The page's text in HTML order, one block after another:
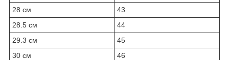
28 см
43
28.5 см
44
29.3 см
45
30 см
46